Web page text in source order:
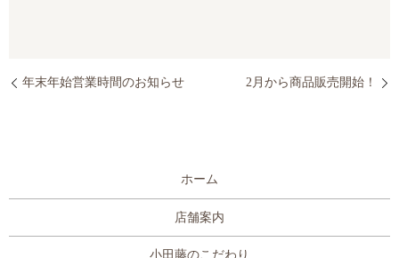
年末年始営業時間のお知らせ 2月から商品販売開始！
ホーム
店舗案内
小田藤のこだわり